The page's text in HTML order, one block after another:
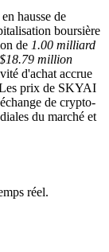
en hausse de
boursière
de 1.00 milliard
$18.79 million
d'achat accrue
prix de SKYAI
de crypto-
du marché et
réel.